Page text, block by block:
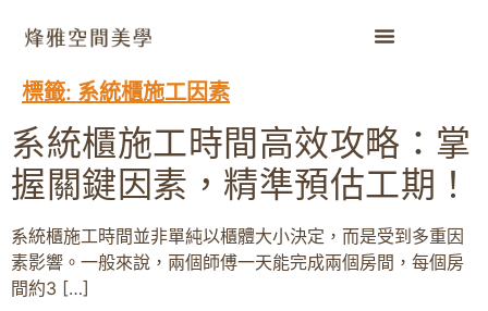
標籤: 系統櫃施工因素
系統櫃施工時間高效攻略：掌
握關鍵因素，精準預估工期！
系統櫃施工時間並非單純以櫃體大小決定，而是受到多重因
素影響。一般來說，兩個師傅一天能完成兩個房間，每個房
間約3 […]